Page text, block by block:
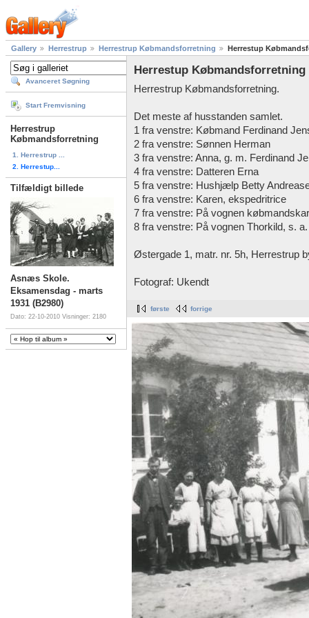
Gallery Herrestrup Herrestrup Købmandsforretning Herrestup
Avanceret Søgning
Start Fremvisning
Herrestrup
Købmandsforretning
1. Herrestrup ...
2. Herrestup...
Tilfældigt billede
Asnæs Skole.
Eksamensdag - marts
1931 (B2980)
Dato: 22-10-2010 Visninger: 2180
Herrestup Købmandsforretning
Herrestrup Købmandsforretning.
Det meste af husstanden samlet.
1 fra venstre: Købmand Ferdinand
2 fra venstre: Sønnen Herman
3 fra venstre: Anna, g. m. Ferdinand
4 fra venstre: Datteren Erna
5 fra venstre: Hushjælp Betty
6 fra venstre: Karen, ekspedritrice
7 fra venstre: På vognen
8 fra venstre: På vognen Thorkild, s.
Østergade 1, matr. nr. 5h, Herrestrup
Fotograf: Ukendt
første forrige